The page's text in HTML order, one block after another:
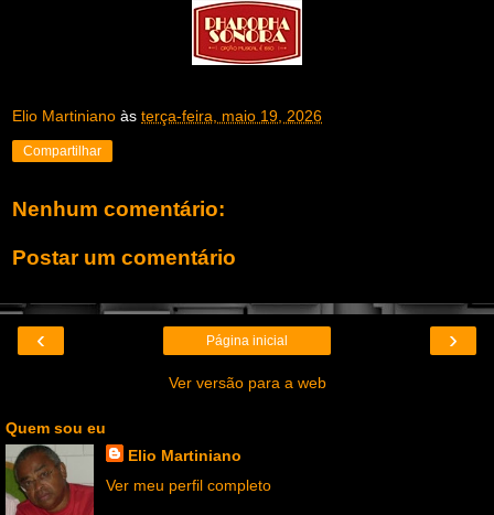
Elio Martiniano às terça-feira, maio 19, 2026
Compartilhar
Nenhum comentário:
Postar um comentário
‹ ›
Página inicial
Ver versão para a web
Quem sou eu
Elio Martiniano
Ver meu perfil completo